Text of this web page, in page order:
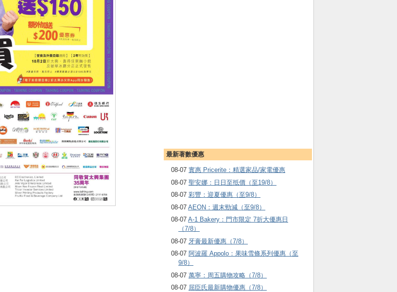
最新著數優惠
08-07 實惠 Pricerite：精選家品/家電優惠
08-07 聖安娜：日日至抵價（至19/8）
08-07 彩豐：迎夏優惠（至9/8）
08-07 AEON：週末勁減（至9/8）
08-07 A-1 Bakery：門市限定 7折大優惠日
（7/8）
08-07 牙膏最新優惠（7/8）
08-07 阿波羅 Appolo：果味雪條系列優惠（至
9/8）
08-07 萬寧：周五購物攻略（7/8）
08-07 屈臣氏最新購物優惠（7/8）